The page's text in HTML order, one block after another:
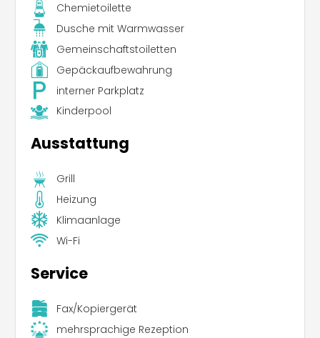
Chemietoilette
Dusche mit Warmwasser
Gemeinschaftstoiletten
Gepäckaufbewahrung
interner Parkplatz
Kinderpool
Ausstattung
Grill
Heizung
Klimaanlage
Wi-Fi
Service
Fax/Kopiergerät
mehrsprachige Rezeption